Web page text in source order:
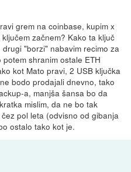
grem na coinbase, kupim x
začnem? Kako ta ključ
"borzi" nabavim recimo za
shranim ostale ETH
kot Mato pravi, 2 USB ključka
bodo prodajali dnevno, tako
a, manjša šansa bo da
mislim, da ne bo tak
pol leta (odvisno od gibanja
ostalo tako kot je.